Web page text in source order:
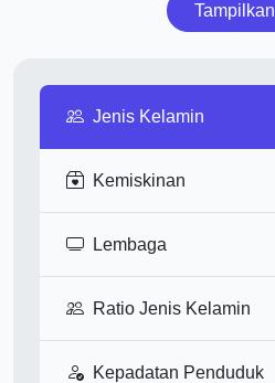
Tampilkan
Jenis Kelamin
Kemiskinan
Lembaga
Ratio Jenis Kelamin
Kepadatan Penduduk